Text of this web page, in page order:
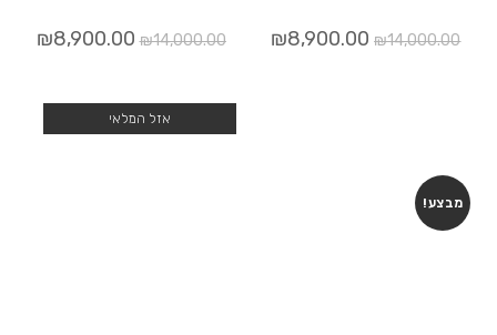
₪14,000.00
₪8,900.00 ₪14,000.00
₪8,900.00
אזל המלאי
מבצע!